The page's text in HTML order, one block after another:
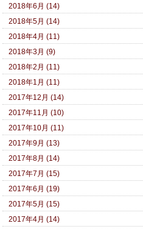
2018年6月 (14)
2018年5月 (14)
2018年4月 (11)
2018年3月 (9)
2018年2月 (11)
2018年1月 (11)
2017年12月 (14)
2017年11月 (10)
2017年10月 (11)
2017年9月 (13)
2017年8月 (14)
2017年7月 (15)
2017年6月 (19)
2017年5月 (15)
2017年4月 (14)